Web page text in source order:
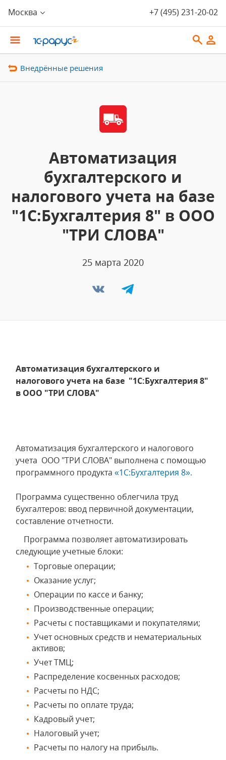
Москва +7 (495) 231-20-02
Внедрённые решения
Автоматизация
бухгалтерского и
налогового учета на базе
"1С:Бухгалтерия 8" в ООО
"ТРИ СЛОВА"
25 марта 2020
Автоматизация бухгалтерского и
налогового учета на базе "1С:Бухгалтерия 8"
в ООО "ТРИ СЛОВА"
Автоматизация бухгалтерского и налогового
учета ООО "ТРИ СЛОВА" выполнена с помощью
программного продукта «1С:Бухгалтерия 8».
Программа существенно облегчила труд
бухгалтеров: ввод первичной документации,
составление отчетности.
Программа позволяет автоматизировать
следующие учетные блоки:
Торговые операции;
Оказание услуг;
Операции по кассе и банку;
Производственные операции;
Расчеты с поставщиками и покупателями;
Учет основных средств и нематериальных
активов;
Учет ТМЦ;
Распределение косвенных расходов;
Расчеты по НДС;
Расчеты по оплате труда;
Кадровый учет;
Налоговый учет;
Расчеты по налогу на прибыль.